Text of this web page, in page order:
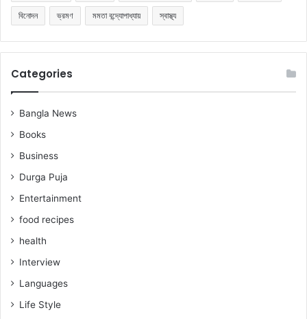
বিনোদন ভ্রমণ মমতা বন্দ্যোপাধ্যায় স্বাস্থ্য
Categories
Bangla News
Books
Business
Durga Puja
Entertainment
food recipes
health
Interview
Languages
Life Style